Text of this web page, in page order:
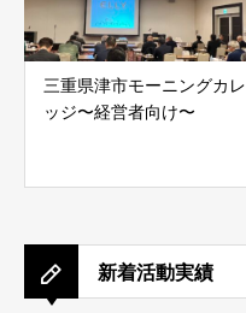
三重県津市モーニングカレ
ッジ〜経営者向け〜
新着活動実績